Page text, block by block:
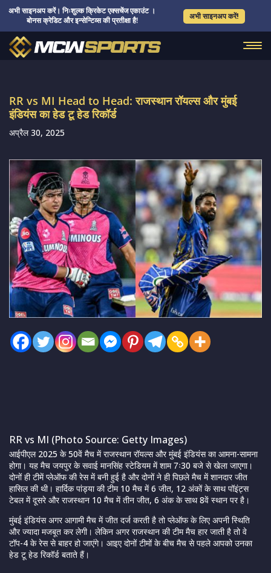
अभी साइनअप करें। निःशुल्क क्रिकेट एक्सचेंज एकाउंट ।
बोनस क्रेडिट और इन्सेन्टिव्स की प्रतीक्षा है!
अभी साइनअप करें!
RR vs MI Head to Head: राजस्थान रॉयल्स और मुंबई
इंडियंस का हेड टू हेड रिकॉर्ड
अप्रैल 30, 2025
RR vs MI (Photo Source: Getty Images)
आईपीएल 2025 के 50वें मैच में राजस्थान रॉयल्स और मुंबई इंडियंस का आमना-सामना
होगा। यह मैच जयपुर के सवाई मानसिंह स्टेडियम में शाम 7ः30 बजे से खेला जाएगा।
दोनों ही टीमें प्लेऑफ की रेस में बनी हुई है और दोनों ने ही पिछले मैच में शानदार जीत
हासिल की थी। हार्दिक पांड्या की टीम 10 मैच में 6 जीत, 12 अंकों के साथ पॉइंट्स
टेबल में दूसरे और राजस्थान 10 मैच में तीन जीत, 6 अंक के साथ 8वें स्थान पर है।
मुंबई इंडियंस अगर आगामी मैच में जीत दर्ज करती है तो प्लेऑफ के लिए अपनी स्थिति
और ज्यादा मजबूत कर लेगी। लेकिन अगर राजस्थान की टीम मैच हार जाती है तो वे
टॉप-4 के रेस से बाहर हो जाएंगे। आइए दोनों टीमों के बीच मैच से पहले आपको उनका
हेड टू हेड रिकॉर्ड बताते हैं।